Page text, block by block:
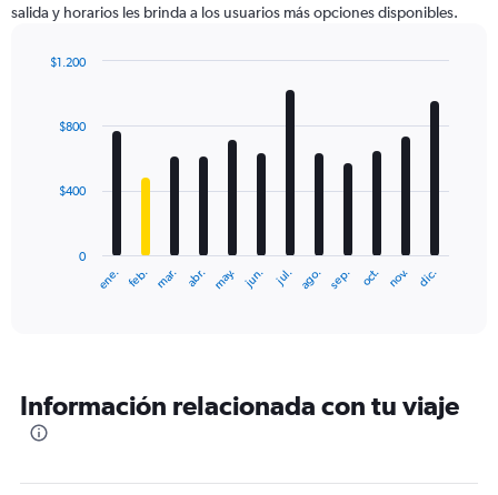
salida y horarios les brinda a los usuarios más opciones disponibles.
with
The
categories.
The
ene. feb. mar. abr. may. jun. jul. ago. sep. oct. nov. dic.
0
$400
$800
$1.200
Información relacionada con tu viaje